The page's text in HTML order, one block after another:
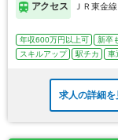
アクセス ＪＲ東金
年収600万円以上可 新卒
スキルアップ
駅チカ 車
求人の詳細を